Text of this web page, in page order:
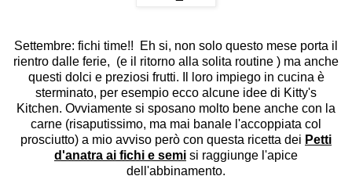
Settembre: fichi time!! Eh si, non solo questo mese porta il
rientro dalle ferie, (e il ritorno alla solita routine ) ma anche
questi dolci e preziosi frutti. Il loro impiego in cucina è
sterminato, per esempio ecco alcune idee di Kitty's
Kitchen. Ovviamente si sposano molto bene anche con la
carne (risaputissimo, ma mai banale l'accoppiata col
prosciutto) a mio avviso però con questa ricetta dei Petti
d'anatra ai fichi e semi si raggiunge l'apice
dell'abbinamento.